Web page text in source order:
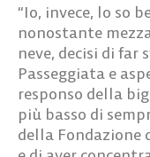
“Io, invece, lo so
nonostante
neve, decisi di
Passeggiata e
responso della
più basso di
della Fondazione